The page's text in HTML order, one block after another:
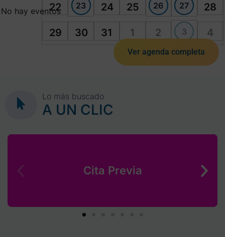
22 23 24 25 26 27 28
29 30 31 1 2 3 4
No hay eventos
Ver agenda completa
Lo más buscado
A UN CLIC
Cita Previa